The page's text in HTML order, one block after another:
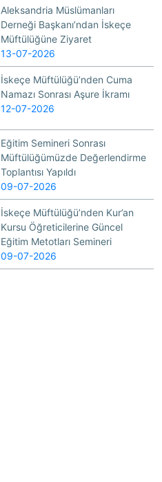
Aleksandria Müslümanları
Derneği Başkanı’ndan İskeçe
Müftülüğüne Ziyaret
13-07-2026
İskeçe Müftülüğü’nden Cuma
Namazı Sonrası Aşure İkramı
12-07-2026
Eğitim Semineri Sonrası
Müftülüğümüzde Değerlendirme
Toplantısı Yapıldı
09-07-2026
İskeçe Müftülüğü’nden Kur’an
Kursu Öğreticilerine Güncel
Eğitim Metotları Semineri
09-07-2026